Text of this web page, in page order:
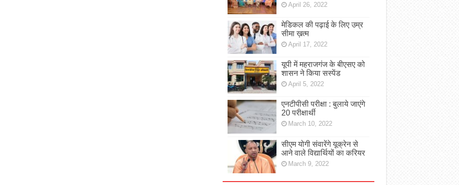
April 26, 2022
मेडिकल की पढ़ाई के लिए उम्र
सीमा ख़त्म
April 17, 2022
यूपी में महराजगंज के बीएसए को
शासन ने किया सस्पेंड
April 5, 2022
एनटीपीसी परीक्षा : बुलाये जाएंगे
20 परीक्षार्थी
March 10, 2022
सीएम योगी संवारेंगे यूक्रेन से
आने वाले विद्यार्थियों का करियर
March 9, 2022